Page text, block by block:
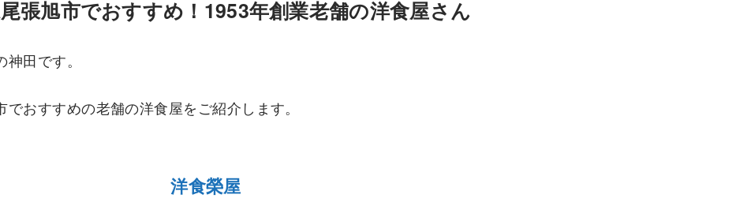
張旭市でおすすめ！1953年創業老舗の洋食屋さん
田です。
おすすめの老舗の洋食屋をご紹介します。
洋食榮屋